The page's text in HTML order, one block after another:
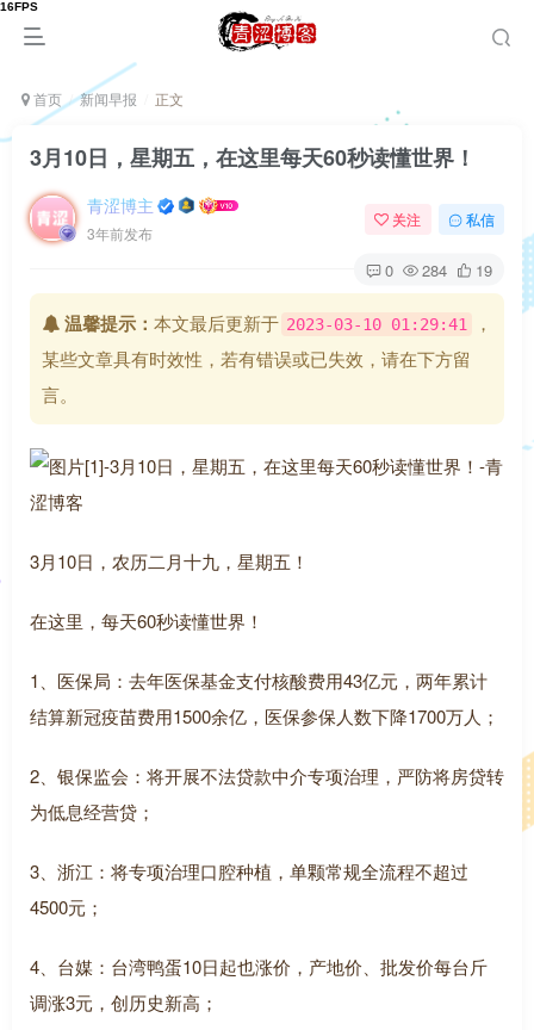
首页 新闻早报 正文
3月10日，星期五，在这里每天60秒读懂世界！
青涩博主
3年前发布
关注 私信
0 284 19
温馨提示： 本文最后更新于 2023-03-10 01:29:41
，
某些文章具有时效性，若有错误或已失效，请在下方留
言。
3月10日，农历二月十九，星期五！
在这里，每天60秒读懂世界！
1、医保局：去年医保基金支付核酸费用43亿元，两年累计
结算新冠疫苗费用1500余亿，医保参保人数下降1700万人；
2、银保监会：将开展不法贷款中介专项治理，严防将房贷转
为低息经营贷；
3、浙江：将专项治理口腔种植，单颗常规全流程不超过
4500元；
4、台媒：台湾鸭蛋10日起也涨价，产地价、批发价每台斤
调涨3元，创历史新高；